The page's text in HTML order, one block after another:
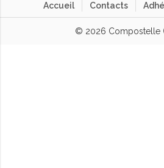
Accueil Contacts
© 2026 Compostelle